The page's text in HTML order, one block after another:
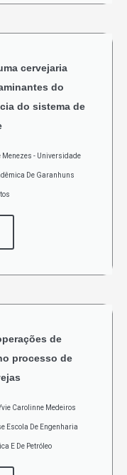
cervejaria
do
do sistema de
Menezes - Universidade
De Garanhuns
de
processo de
Carolinne Medeiros
Escola De Engenharia
E De Petróleo